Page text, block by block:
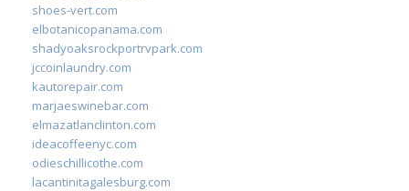
shoes-vert.com
elbotanicopanama.com
shadyoaksrockportrvpark.com
jccoinlaundry.com
kautorepair.com
marjaeswinebar.com
elmazatlanclinton.com
ideacoffeenyc.com
odieschillicothe.com
lacantinitagalesburg.com